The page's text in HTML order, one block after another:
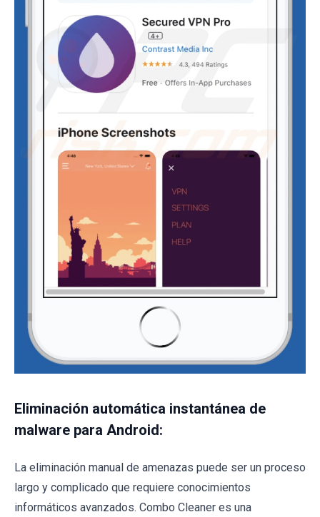
Eliminación automática instantánea de
malware para Android:
La eliminación manual de amenazas puede ser un proceso
largo y complicado que requiere conocimientos
informáticos avanzados. Combo Cleaner es una